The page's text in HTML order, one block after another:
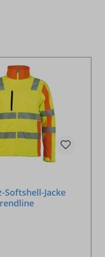
Softshell-Jacke